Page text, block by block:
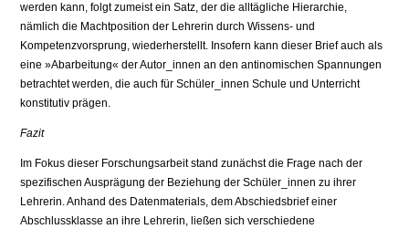
werden kann, folgt zumeist ein Satz, der die alltägliche Hierarchie,
nämlich die Machtposition der Lehrerin durch Wissens- und
Kompetenzvorsprung, wiederherstellt. Insofern kann dieser Brief auch als
eine »Abarbeitung« der Autor_innen an den antinomischen Spannungen
betrachtet werden, die auch für Schüler_innen Schule und Unterricht
konstitutiv prägen.
Fazit
Im Fokus dieser Forschungsarbeit stand zunächst die Frage nach der
spezifischen Ausprägung der Beziehung der Schüler_innen zu ihrer
Lehrerin. Anhand des Datenmaterials, dem Abschiedsbrief einer
Abschlussklasse an ihre Lehrerin, ließen sich verschiedene